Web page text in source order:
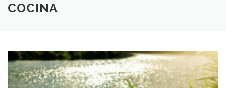
LUGAR DE CELEBRACIÓN INSCRIPCIONES
COCINA